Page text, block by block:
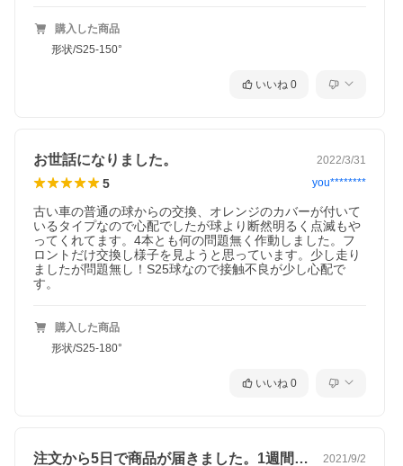
購入した商品
形状/S25-150°
いいね 0
お世話になりました。 2022/3/31
5 you********
古い車の普通の球からの交換、オレンジのカバーが付いて
いるタイプなので心配でしたが球より断然明るく点滅もや
ってくれてます。4本とも何の問題無く作動しました。フ
ロントだけ交換し様子を見ようと思っています。少し走り
ましたが問題無し！S25球なので接触不良が少し心配で
す。
購入した商品
形状/S25-180°
いいね 0
注文から5日で商品が届きました。1週間… 2021/9/2